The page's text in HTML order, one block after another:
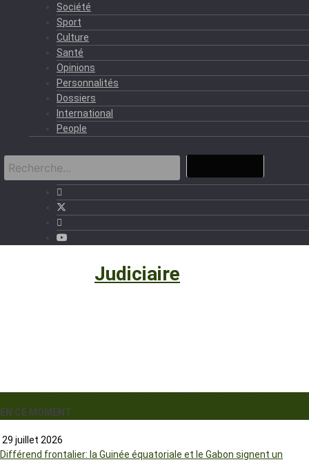
Société
Sport
Culture
Santé
Opinions
Personnalités
Dossiers
International
People
Judiciaire
EN CE MOMENT
29 juillet 2026
Différend frontalier: la Guinée équatoriale et le Gabon signent un